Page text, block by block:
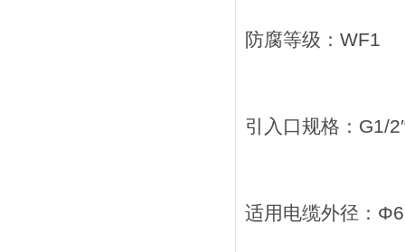
防腐等级：WF1
引入口规格：G1/
适用电缆外径：